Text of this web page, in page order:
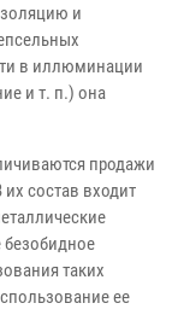
и
в иллюминации
и т. п.) она
продажи
состав входит
безобидное
таких
ее